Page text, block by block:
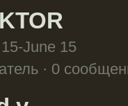
June 15
· 0